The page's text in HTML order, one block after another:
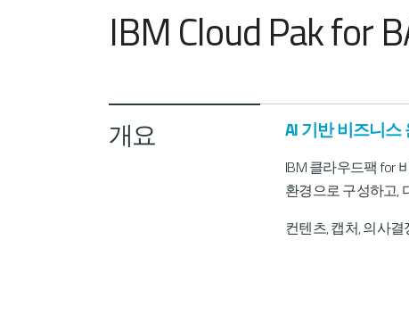
IBM Cloud Pak for
개요 AI 기반 비즈니스
IBM 클라우드팩 for
환경으로 구성하고,
컨텐츠, 캡처, 의사